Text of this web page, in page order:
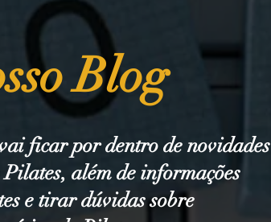
Blog
ficar por dentro de novidades
Pilates, além de informações
e tirar dúvidas sobre